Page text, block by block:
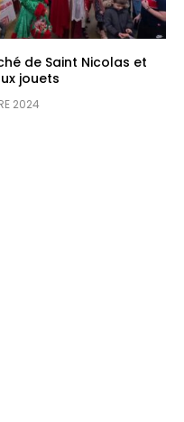
de Saint Nicolas et
jouets
2024